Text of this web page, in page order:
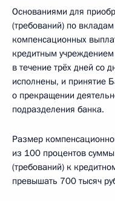
Основаниями для
(требований) по
компенсационных
кредитным
в течение трёх дней со
исполнены, и принятие
о прекращении
подразделения банка.
Размер
из 100 процентов
(требований) к
превышать 700 тысяч